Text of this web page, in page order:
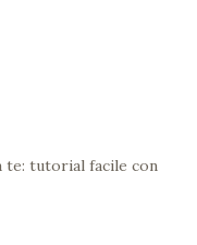
te: tutorial facile con